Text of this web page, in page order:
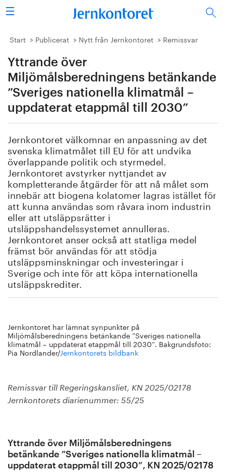
Sök
Stålindustrin
Vision 2050
Forskning/utbildning
Energi/miljö
Vi tycker
Publicerat
Bildbank
Om oss
Start Publicerat Nytt från Jernkontoret Remissvar
Yttrande över
Miljömålsberedningens betänkande
”Sveriges nationella klimatmål –
uppdaterat etappmål till 2030”
Jernkontoret välkomnar en anpassning av det
svenska klimatmålet till EU för att undvika
överlappande politik och styrmedel.
Jernkontoret avstyrker nyttjandet av
kompletterande åtgärder för att nå målet som
innebär att biogena kolatomer lagras istället för
att kunna användas som råvara inom industrin
eller att utsläppsrätter i
utsläppshandelssystemet annulleras.
Jernkontoret anser också att statliga medel
främst bör användas för att stödja
utsläppsminskningar och investeringar i
Sverige och inte för att köpa internationella
utsläppskrediter.
Jernkontoret har lämnat synpunkter på
Miljömålsberedningens betänkande ”Sveriges nationella
klimatmål – uppdaterat etappmål till 2030”. Bakgrundsfoto:
Pia Nordlander/Jernkontorets bildbank
Remissvar till Regeringskansliet, KN 2025/02178
Jernkontorets diarienummer: 55/25
Yttrande över Miljömålsberedningens
betänkande ”Sveriges nationella klimatmål –
uppdaterat etappmål till 2030”, KN 2025/02178